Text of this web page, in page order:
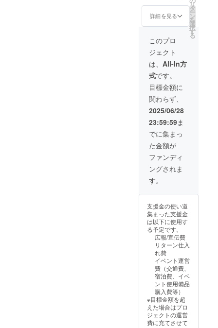
シーホース
三河）に加
入。2016年
リオデジャ
ネイロオリ
ンピック世
界最終予選
に日本代表
として出
場。琉球
ゴールデン
キングス、
レバンガ北
海道、アル
バルク東
京、越谷ア
ルファーズ
テックス静
岡に所属。
■湊谷安玲久
司朱プロ
フィール
1988年8月
31日生ま
れ 青森県
出身
洛南高校3年
きさ：
約350
元：見
谷陶器
レー
【内容
1kg（6
前）× 2
個セッ
存方
法】
-18℃以
下で冷
凍保存
送】 ・
配送方
法：
クール
冷凍便
【原材
料】 牛
玉ね
ぎ、牛
脂、小
麦粉、
トマト
ケ
チャッ
プ、砂
糖、
塩、カ
レー
粉、ウ
スター
ソー
ス、に
んに
く、生
となり
ます）
ball ３
人から
のお礼
のビデ
オメッ
セージ
をメー
ルで送
付しま
す 【名
称・内
容量】
焼き菓
子3種ギ
フト
セット
・ガ
レット
プチ…
４個 ・
ぽりぽ
りクッ
キー…
３５ｇ
（かぼ
ちゃ）
・ぽり
ぽり
クッ
キー…
４０ｇ
（ピー
マン
ジェノ
ベー
ゼ）
ball 3人
のサイ
ン入り
ハガキ
サイズ
メッ
セージ
カード
を送付
します
（サイ
ンを含
めて印
刷した
メッ
セージ
カード
となり
ます）
・88
Basket
ball ３
のビデ
セージ
をメー
ルで送
付しま
す 【名
称】 能
ふぐを
含む炙
り四種
セット/
四十萬
谷本舗
【内容
量】 ・
能登と
詳細を見る
リ
タ
ー
ン
を
選
択
す
る
このプロ
ジェクト
は、 All-In方
式です。
目標金額に
関わらず、
2025/06/28
23:59:59ま
でに集まっ
た金額が
ファンディ
ングされま
す。
支援金の使い道
集まった支援金
は以下に使用す
る予定です。
広報/宣伝費
リターン仕入
れ費
イベント運営
費（交通費、
宿泊費、イベ
ント使用備品
購入費等）
※目標金額を超
えた場合はプロ
ジェクトの運営
費に充てさせて